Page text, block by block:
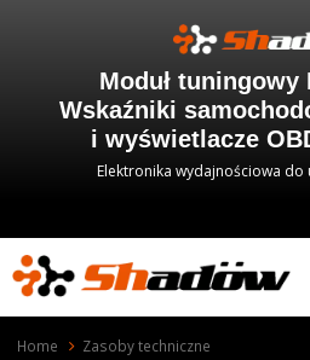
Moduł tuningowy
Wskaźniki
i wyświetlacze
Elektronika wydajnościowa do
Home Zasoby techniczne